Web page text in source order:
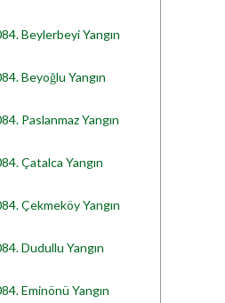
Beylerbeyi Yangın
Beyoğlu Yangın
Paslanmaz Yangın
Çatalca Yangın
Çekmeköy Yangın
Dudullu Yangın
Eminönü Yangın